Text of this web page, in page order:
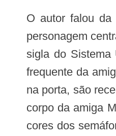
O autor falou da história contada na revistinha e sobre a função das personagens que compõem a trama. “Nós criamos a
personagem
sigla do Sistema
frequente da
na porta, são
corpo da amiga
cores dos